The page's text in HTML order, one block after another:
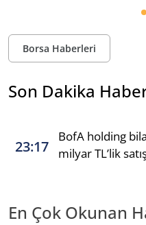
Borsa Haberleri
Son Dakika
23:17
BofA holding
milyar TL’lik
En Çok Okunan